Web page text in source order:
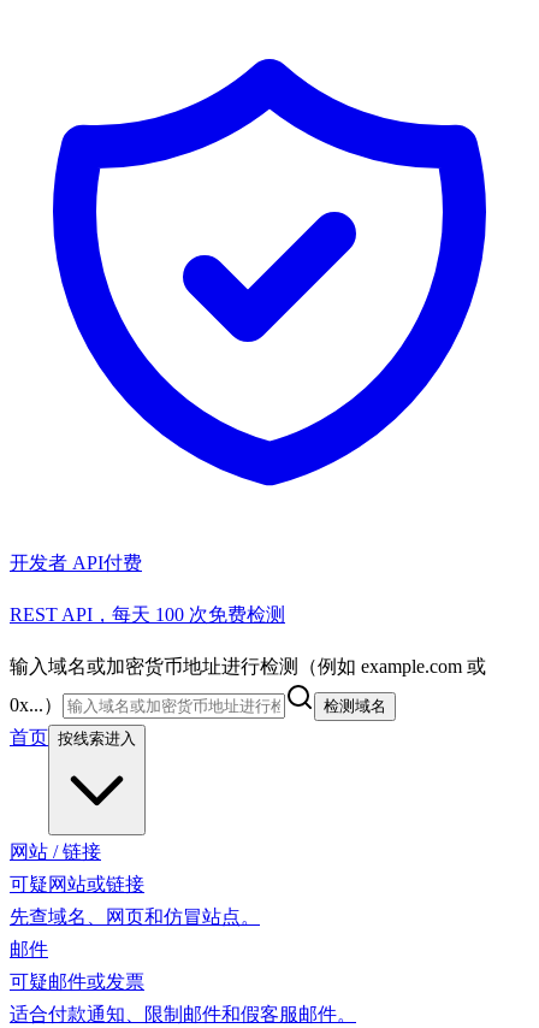
开发者 API付费
REST API，每天 100 次免费检测
输入域名或加密货币地址进行检测（例如 example.com 或
0x...）
检测域名
首页 按线索进入
网站 / 链接
可疑网站或链接
先查域名、网页和仿冒站点。
邮件
可疑邮件或发票
适合付款通知、限制邮件和假客服邮件。